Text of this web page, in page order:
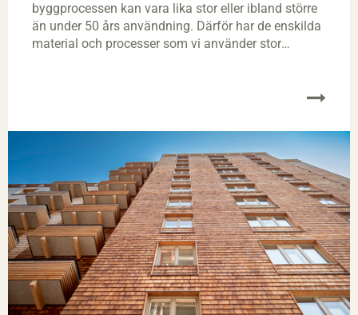
byggprocessen kan vara lika stor eller ibland större
än under 50 års användning. Därför har de enskilda
material och processer som vi använder stor